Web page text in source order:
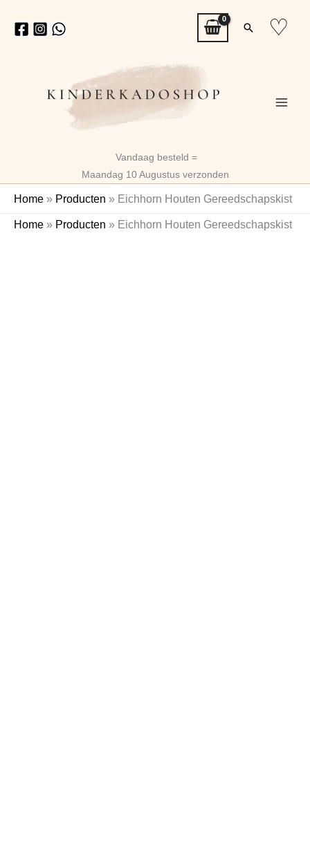
naar
Zoeken
♡
Vandaag besteld =
Maandag 10 Augustus verzonden
Home » Producten » Eichhorn Houten Gereedschapskist
Home » Producten » Eichhorn Houten Gereedschapskist
Eichhorn